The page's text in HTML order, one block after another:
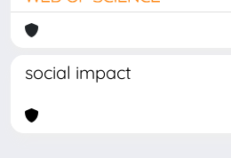
social impact